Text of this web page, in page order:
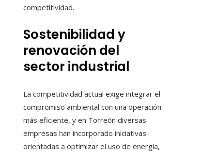
competitividad.
Sostenibilidad y
renovación del
sector industrial
La competitividad actual exige integrar el
compromiso ambiental con una operación
más eficiente, y en Torreón diversas
empresas han incorporado iniciativas
orientadas a optimizar el uso de energía,